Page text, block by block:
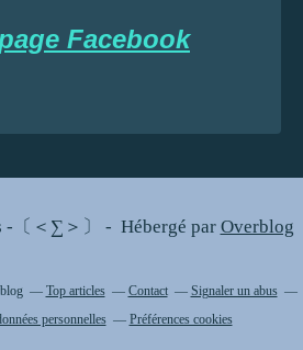
Facebook
-〔＜∑＞〕 - Hébergé par Overblog
Top articles Contact
Signaler un abus
personnelles Préférences cookies